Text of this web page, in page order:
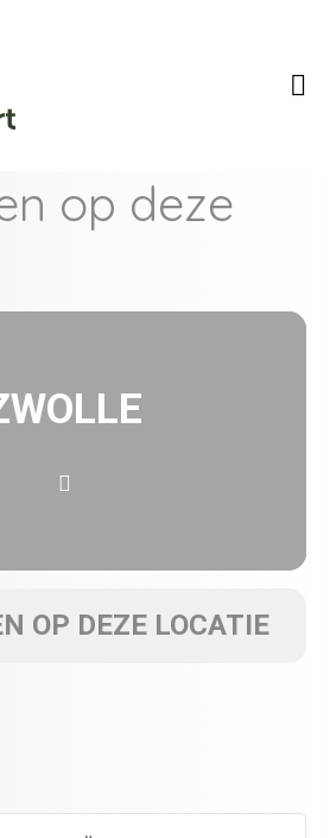
op deze
OP DEZE LOCATIE